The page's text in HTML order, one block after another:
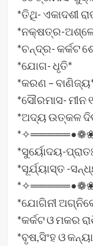
*ତିଥି- ଏକାଦଶୀ
*ନକ୍ଷତ୍ର-
*ଚନ୍ଦ୍ର- କର୍କଟ
*ଯୋଗ- ଧୃତି*
*କରଣ –
*ସୌରମାସ- ମୀନ
*ଅଦ୍ୟ ଉତ୍କଳ
*ସୁର୍ୟୋଦୟ-
*ସୂର୍ଯ୍ୟାସ୍ତ -
*ଯୋଗିନୀ
*କର୍କଟ ଓ ମକର
*ବୃଷ,ସିଂହ ଓ